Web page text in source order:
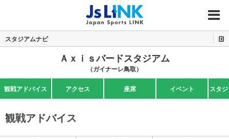
MENU
スタジアムナビ
Ａｘｉｓバードスタジアム
（ガイナーレ鳥取）
観戦アドバイス アクセス 座席 イベント スタ
観戦アドバイス